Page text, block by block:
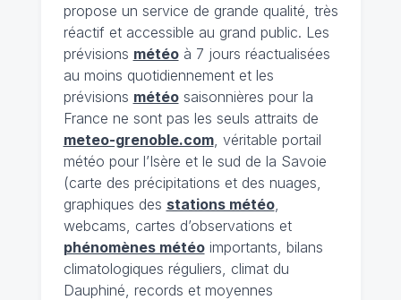
propose un service de grande qualité, très
réactif et accessible au grand public. Les
prévisions météoà 7 jours réactualisées
au moins quotidiennement et les
prévisions météosaisonnières pour la
France ne sont pas les seuls attraits de
meteo-grenoble.com, véritable portail
météo pour l’Isère et le sud de la Savoie
(carte des précipitations et des nuages,
graphiques des stations météo,
webcams, cartes d’observations et
phénomènes météoimportants, bilans
climatologiques réguliers, climat du
Dauphiné, records et moyennes